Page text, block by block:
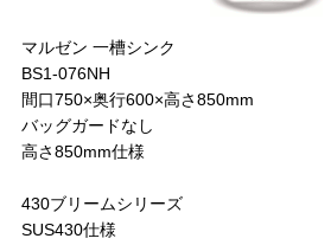
マルゼン 一槽シンク
BS1-076NH
間口750×奥行600×高さ850mm
バッグガードなし
高さ850mm仕様
430ブリームシリーズ
SUS430仕様